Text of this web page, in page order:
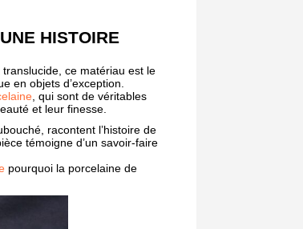
HISTOIRE
ce matériau est le
en objets d’exception.
, qui sont de véritables
et leur finesse.
racontent l’histoire de
témoigne d’un savoir-faire
pourquoi la porcelaine de